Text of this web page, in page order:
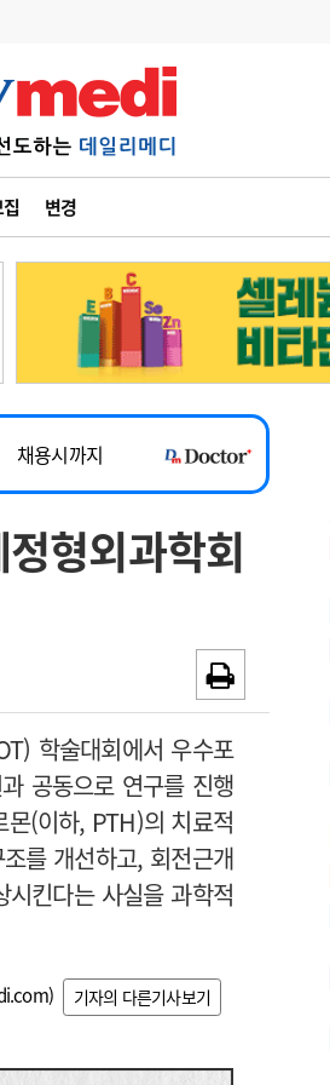
변경
6
관리급여 실시
지필공 지원책
수련환경 개선
의과대학 입시
정책/통계 공시
~2026-08-31
채용시까지
채용시까지
~2026-08-15
~2026-08-31
형외과학회
학술대회에서 우수포
공동으로 연구를 진행
몬(이하, PTH)의 치료적
를 개선하고, 회전근개
킨다는 사실을 과학적
) 기자의 다른기사보기